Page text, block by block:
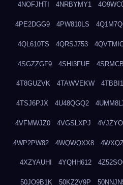
4NOFJHTI 4NRBYMY1
4PE2DGG9 4PW810LS
4QL610TS 4QRSJ753
4SGZZGF9 4SHI3FUE
4T8GUZVK 4TAWVEKW
4TSJ6PJX 4U48QGQ2
4VFMWJZ0 4VGSLXPJ
4WP2PW82 4WQWQXX8
4XZYAUHI 4YQHH612
50JO9B1K 50KZ2V9P